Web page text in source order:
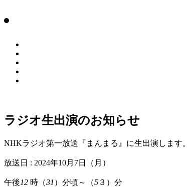
ラジオ生出演のお知らせ
NHKラジオ第一放送『まんまる』に生出演します。
放送日 : 2024年10月7日（月）
午後12 時（31 ）分頃～（5 ３）分